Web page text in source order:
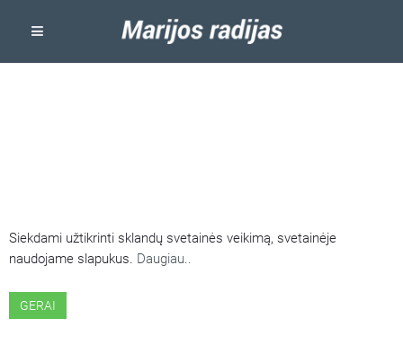
Siekdami užtikrinti sklandų svetainės veikimą, svetainėje
naudojame slapukus. Daugiau..
GERAI